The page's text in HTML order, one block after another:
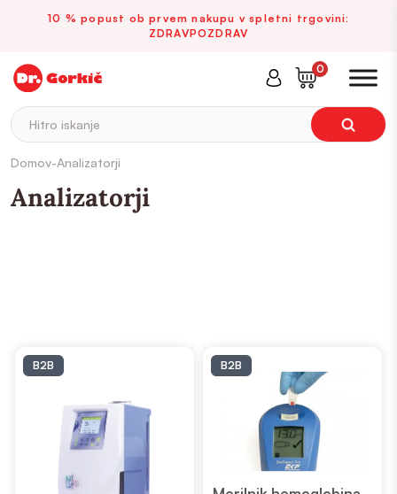
10 % popust ob prvem nakupu v spletni trgovini:
ZDRAVPOZDRAV
Hitro iskanje
0
Domov-Analizatorji
Analizatorji
B2B B2B